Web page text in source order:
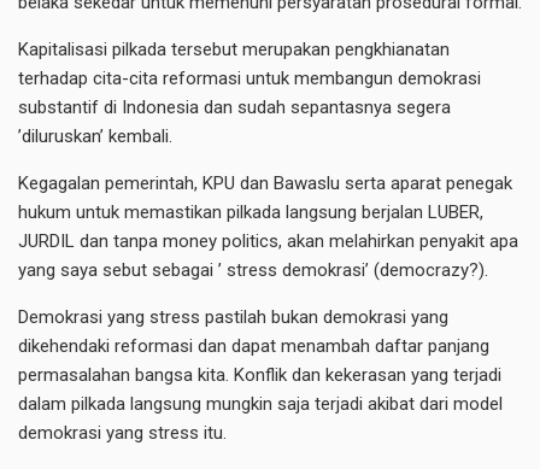
Kapitalisasi pilkada tersebut merupakan pengkhianatan
terhadap cita-cita reformasi untuk membangun demokrasi
substantif di Indonesia dan sudah sepantasnya segera
’diluruskan’ kembali.
Kegagalan pemerintah, KPU dan Bawaslu serta aparat penegak
hukum untuk memastikan pilkada langsung berjalan LUBER,
JURDIL dan tanpa money politics, akan melahirkan penyakit apa
yang saya sebut sebagai ’ stress demokrasi’ (democrazy?).
Demokrasi yang stress pastilah bukan demokrasi yang
dikehendaki reformasi dan dapat menambah daftar panjang
permasalahan bangsa kita. Konflik dan kekerasan yang terjadi
dalam pilkada langsung mungkin saja terjadi akibat dari model
demokrasi yang stress itu.